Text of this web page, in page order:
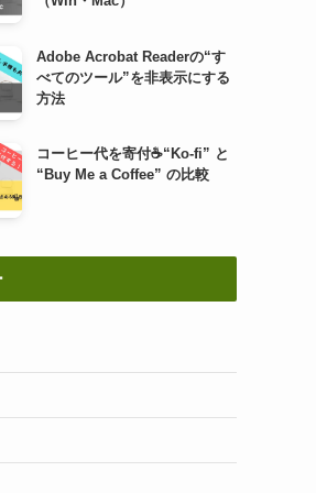
Adobe Acrobat Readerの“す
べてのツール”を非表示にする
方法
コーヒー代を寄付☕“Ko-fi” と
“Buy Me a Coffee” の比較